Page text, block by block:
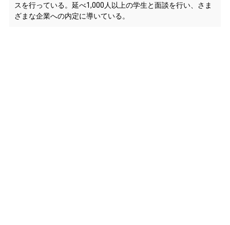
スを行っている。延べ1,000人以上の学生と面談を行い、さま
ざまな企業への内定に導いている。